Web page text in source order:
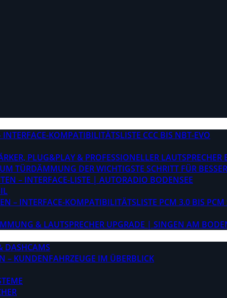
KOMPATIBILITÄTSLISTE CCC BIS NBT-EVO
PLUG&PLAY & PROFESSIONELLER LAUTSPRECHER
TÜRDÄMMUNG DER WICHTIGSTE SCHRITT FÜR
– INTERFACE-LISTE | AUTORADIO BODENSEE
– INTERFACE-KOMPATIBILITÄTSLISTE PCM 3.0 BIS PCM
& LAUTSPRECHER UPGRADE | SINGEN AM
DASHCAMS
– KUNDENFAHRZEUGE IM ÜBERBLICK